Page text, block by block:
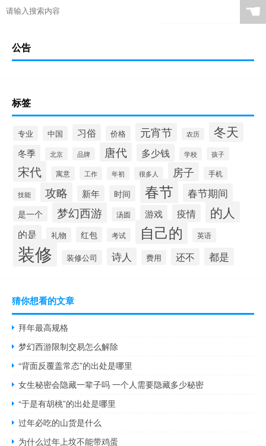
☚
公告
标签
专业 中国 习俗 价格 元宵节 农历 冬天
冬季 北京 品牌 唐代 多少钱 学校 孩子
宋代 寓意 工作 年初 很多人 房子 手机
技能 攻略 新年 时间 春节 春节期间
是一个 梦幻西游 汤圆 游戏 疫情 的人
的是 礼物 红包 考试 自己的 英语
装修 装修公司 诗人 费用 还不 都是
猜你想看的文章
拜年最高规格
梦幻西游限制交易怎么解除
“背面反覆盖常态”的出处是哪里
女生秘密会隐藏一辈子吗 一个人需要隐藏多少秘密
“于是有胡桃”的出处是哪里
过年必吃的山货是什么
为什么过年上坟不能带鸡蛋